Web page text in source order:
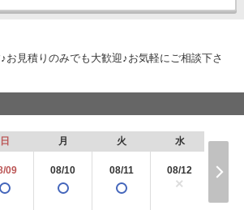
お見積りのみでも大歓迎♪お気軽にご相談下さ
日
09
月
08/10
火
08/11
水
08/12
×